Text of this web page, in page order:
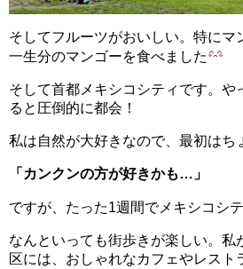
そしてフルーツがおいしい。特にマ
一生分のマンゴーを食べました
そして首都メキシコシティです。や
ると圧倒的に都会！
私は自然が大好きなので、最初はち
「カンクンの方が好きかも…」
ですが、たった1週間でメキシコシ
なんといっても街歩きが楽しい。 私
区には、おしゃれなカフェやレスト